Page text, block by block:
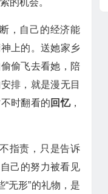
的机会。
，自己的经济能
上的。送她家乡
偷偷飞去看她，陪
排，就是漫无目
时翻看的 回忆，
指责，只是告诉
己的努力被看见
无形”的礼物，是